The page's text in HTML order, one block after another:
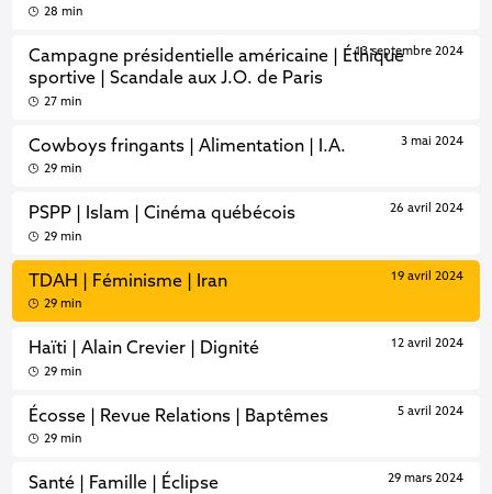
28 min
Campagne présidentielle américaine | Éthique
sportive | Scandale aux J.O. de Paris
13 septembre 2024
27 min
Cowboys fringants | Alimentation | I.A. 3 mai 2024
29 min
PSPP | Islam | Cinéma québécois 26 avril 2024
29 min
TDAH | Féminisme | Iran 19 avril 2024
29 min
Haïti | Alain Crevier | Dignité 12 avril 2024
29 min
Écosse | Revue Relations | Baptêmes 5 avril 2024
29 min
Santé | Famille | Éclipse 29 mars 2024